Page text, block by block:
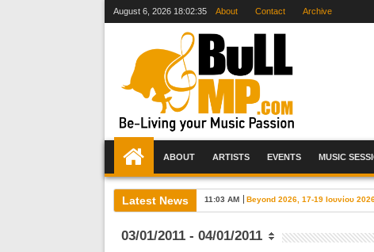
August 6, 2026 18:02:36 About Contact Archive
ABOUT ARTISTS EVENTS MUSIC
Latest News 11:03 AM Beyond 2026, 17-19 Ιουνίου
03/01/2011 - 04/01/2011